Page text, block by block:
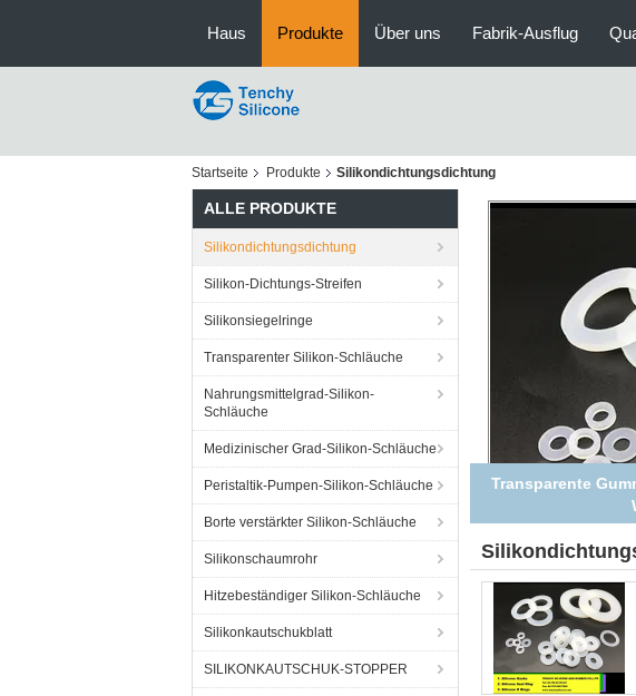
Haus Produkte Über uns Fabrik-Ausflug
Startseite Produkte Silikondichtungsdichtung
ALLE PRODUKTE
Silikondichtungsdichtung
Silikon-Dichtungs-Streifen
Silikonsiegelringe
Transparenter Silikon-Schläuche
Nahrungsmittelgrad-Silikon-
Schläuche
Medizinischer Grad-Silikon-Schläuche
Peristaltik-Pumpen-Silikon-Schläuche
Borte verstärkter Silikon-Schläuche
Silikonschaumrohr
Hitzebeständiger Silikon-Schläuche
Silikonkautschukblatt
SILIKONKAUTSCHUK-STOPPER